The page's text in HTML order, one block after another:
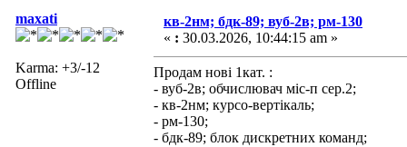
maxati
Karma: +3/-12
Offline
кв-2нм; бдк-89; вуб-2в; рм-130
« : 30.03.2026, 10:44:15 am »
Продам нові 1кат. :
- вуб-2в; обчислювач міс-п сер.2;
- кв-2нм; курсо-вертікаль;
- рм-130;
- бдк-89; блок дискретних команд;